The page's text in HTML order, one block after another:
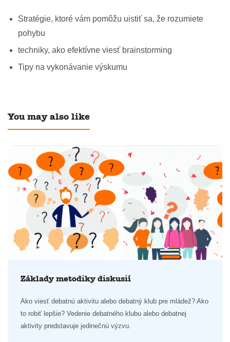
Stratégie, ktoré vám pomôžu uistiť sa, že rozumiete
pohybu
techniky, ako efektívne viesť brainstorming
Tipy na vykonávanie výskumu
You may also like
Základy metodiky diskusií
Ako viesť debatnú aktivitu alebo debatný klub pre mládež? Ako
to robiť lepšie? Vedenie debatného klubu alebo debatnej
aktivity predstavuje jedinečnú výzvu.